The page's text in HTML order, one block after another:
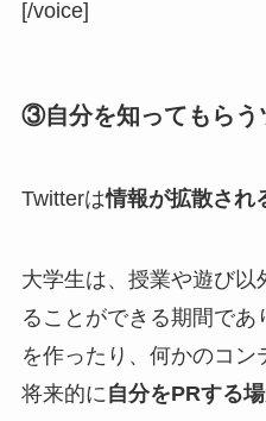
[/voice]
③自分を知ってもらう
Twitterは情報が拡散され
大学生は、授業や遊び以
ることができる期間であ
を作ったり、何かのコン
将来的に 自分をPRする